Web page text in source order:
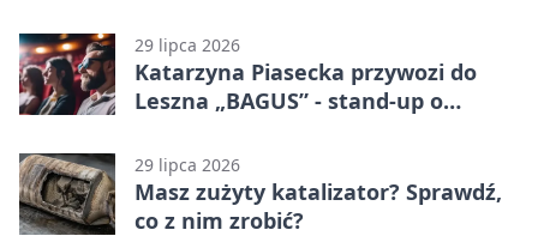
29 lipca 2026
Katarzyna Piasecka przywozi do
Leszna „BAGUS” - stand-up o
29 lipca 2026
Masz zużyty katalizator? Sprawdź,
co z nim zrobić?